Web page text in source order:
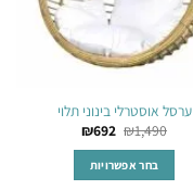
המוצר
ערסל אוסטרלי בינוני תלוי
₪1,490
₪692
בחר אפשרויות